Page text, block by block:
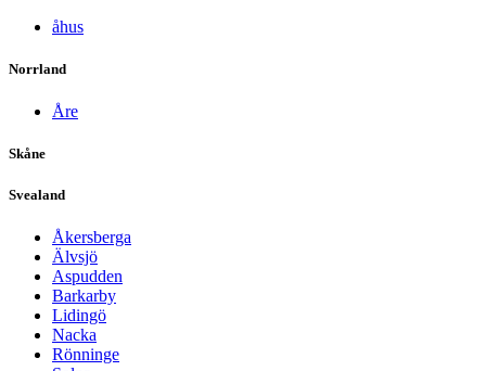
åhus
Norrland
Åre
Skåne
Svealand
Åkersberga
Älvsjö
Aspudden
Barkarby
Lidingö
Nacka
Rönninge